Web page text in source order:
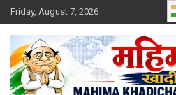
Skip
to
content
Friday, August 7, 2026